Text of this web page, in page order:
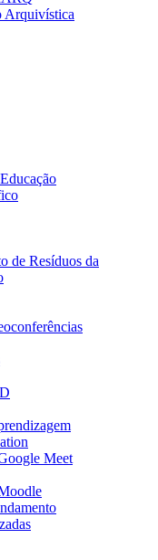
Arquivística
de Resíduos da
Meet